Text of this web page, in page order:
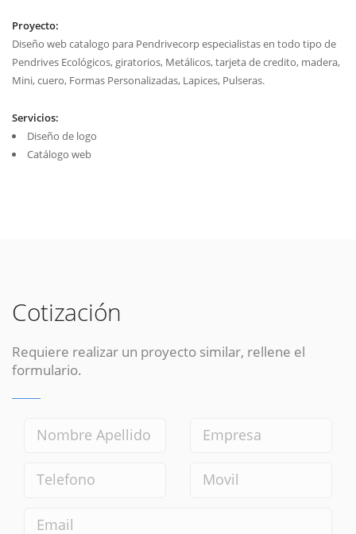
Proyecto:
Diseño web catalogo para Pendrivecorp especialistas en todo tipo de
Pendrives Ecológicos, giratorios, Metálicos, tarjeta de credito, madera,
Mini, cuero, Formas Personalizadas, Lapices, Pulseras.
Servicios:
Diseño de logo
Catálogo web
Cotización
Requiere realizar un proyecto similar, rellene el
formulario.